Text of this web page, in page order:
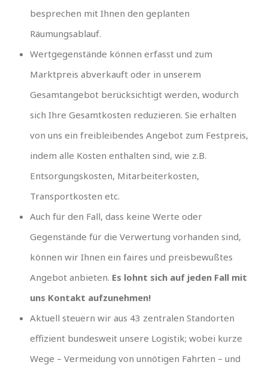
besprechen mit Ihnen den geplanten
Räumungsablauf.
Wertgegenstände können erfasst und zum
Marktpreis abverkauft oder in unserem
Gesamtangebot berücksichtigt werden, wodurch
sich Ihre Gesamtkosten reduzieren. Sie erhalten
von uns ein freibleibendes Angebot zum Festpreis,
indem alle Kosten enthalten sind, wie z.B.
Entsorgungskosten, Mitarbeiterkosten,
Transportkosten etc.
Auch für den Fall, dass keine Werte oder
Gegenstände für die Verwertung vorhanden sind,
können wir Ihnen ein faires und preisbewußtes
Angebot anbieten. Es lohnt sich auf jeden Fall mit
uns Kontakt aufzunehmen!
Aktuell steuern wir aus 43 zentralen Standorten
effizient bundesweit unsere Logistik; wobei kurze
Wege – Vermeidung von unnötigen Fahrten – und